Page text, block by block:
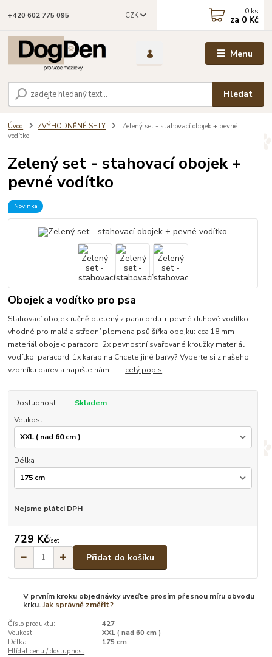
Menu
CZK
Hledat
+420 602 775 095 0 ks
za 0 Kč
Úvod ZVÝHODNĚNÉ SETY
Zelený set - stahovací obojek + pevné
vodítko
Zelený set - stahovací obojek +
pevné vodítko
Novinka
Obojek a vodítko pro psa
Stahovací obojek ručně pletený z paracordu + pevné duhové vodítko
vhodné pro malá a střední plemena psů šířka obojku: cca 18 mm
materiál obojek: paracord, 2x pevnostní svařované kroužky materiál
vodítko: paracord, 1x karabina Chcete jiné barvy? Vyberte si z našeho
vzorníku barev a napište nám. - ... celý popis
Dostupnost
Skladem
Velikost
Délka
Nejsme plátci DPH
729 Kč/set
Přidat do košíku
V prvním kroku objednávky uveďte prosím přesnou míru obvodu
krku.Jak správně změřit?
Číslo produktu:
427
Velikost:
XXL ( nad 60 cm )
Délka:
175 cm
Hlídat cenu / dostupnost